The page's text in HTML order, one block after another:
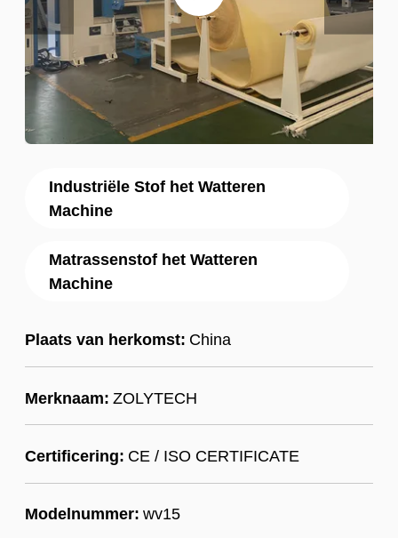
Industriële Stof het Watteren
Machine
Matrassenstof het Watteren
Machine
Plaats van herkomst: China
Merknaam: ZOLYTECH
Certificering: CE / ISO CERTIFICATE
Modelnummer: wv15